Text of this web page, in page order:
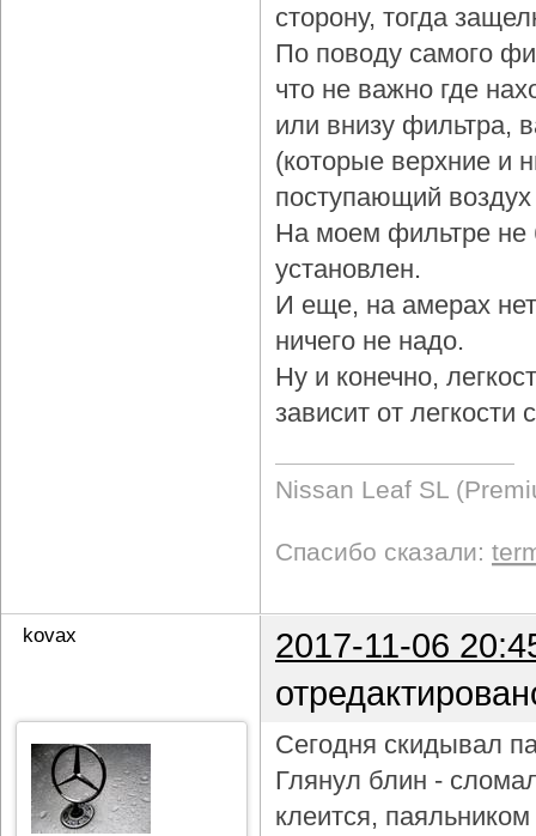
сторону, тогда
По поводу самого
что не важно где
или внизу фильтра,
(которые верхние и
поступающий
На моем фильтре не
установлен.
И еще, на амерах
ничего не надо.
Ну и конечно,
зависит от
Nissan Leaf SL
Спасибо сказали:
kovax
2017-11-06
Сегодня скидывал
Глянул блин -
клеится,